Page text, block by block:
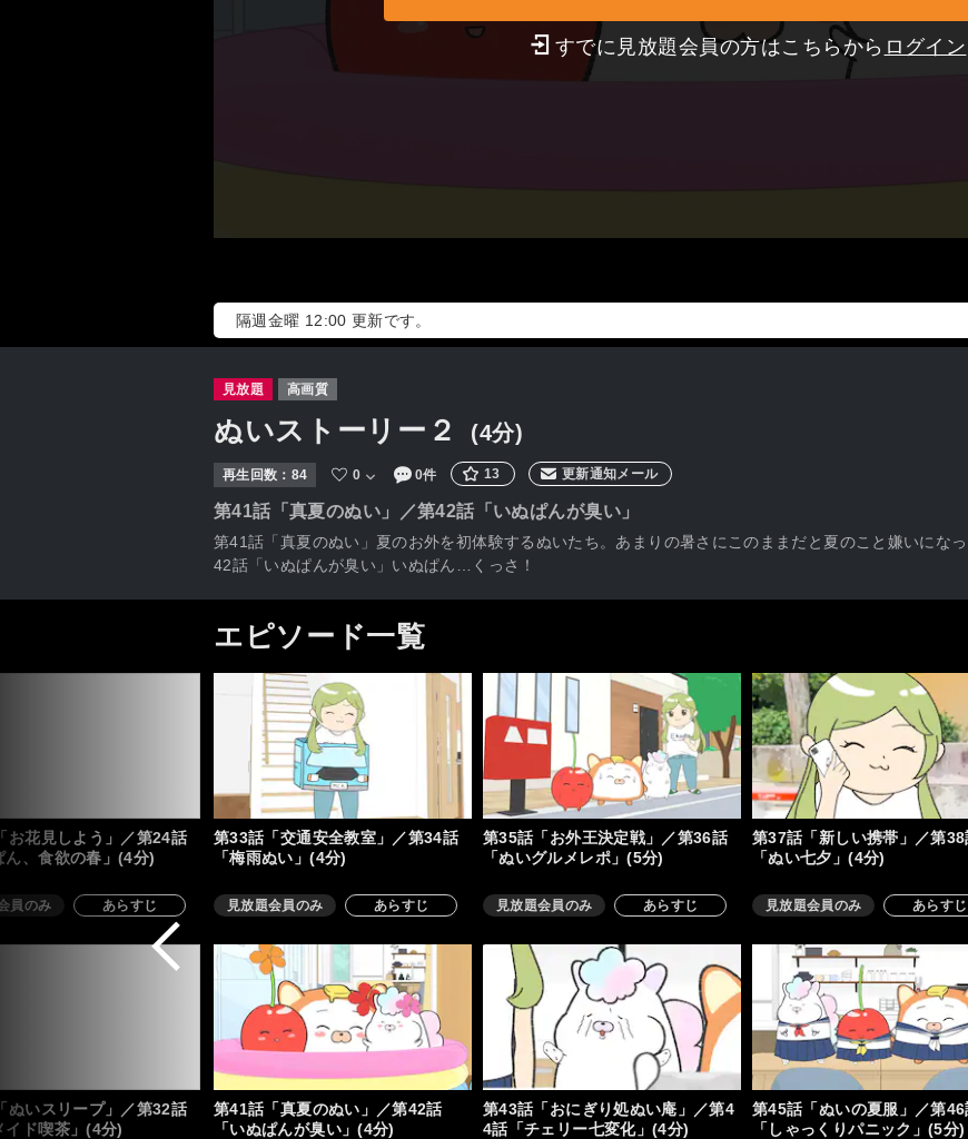
すでに見放題会員の方はこちらから ログイン
隔週金曜 12:00 更新です。
見放題 高画質
ぬいストーリー２ (4分)
再生回数： 84 0 0件 13 更新通知メール
第41話「真夏のぬい」／第42話「いぬぱんが臭い」
第41話「真夏のぬい」夏のお外を初体験するぬいたち。あまりの暑さにこのままだと夏のこと嫌いにな
42話「いぬぱんが臭い」いぬぱん…くっさ！
エピソード一覧
お花見しよう」／第24話
ん、食欲の春」(4分)
員のみ あらすじ
ぬいスリープ」／第32話
イド喫茶」(4分)
第33話「交通安全教室」／第34話
「梅雨ぬい」(4分)
見放題会員のみ あらすじ
第35話「お外王決定戦」／第36話
「ぬいグルメレポ」(5分)
見放題会員のみ あらすじ
第37話「新しい携帯」／第38
「ぬい七夕」(4分)
見放題会員のみ あらすじ
第41話「真夏のぬい」／第42話
「いぬぱんが臭い」(4分)
第43話「おにぎり処ぬい庵」／第4
4話「チェリー七変化」(4分)
第45話「ぬいの夏服」／第46
「しゃっくりパニック」(5分)